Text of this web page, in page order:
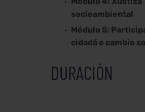
socioambiental
Módulo 5:
cidadá e cambio
DURACIÓN